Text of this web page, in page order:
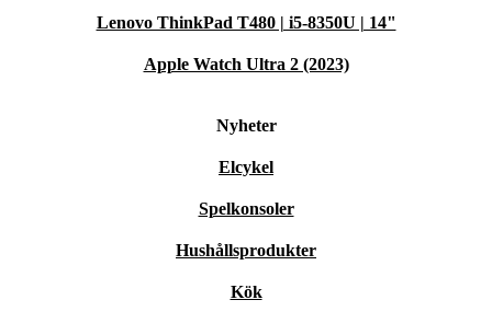
Lenovo ThinkPad T480 | i5-8350U | 14"
Apple Watch Ultra 2 (2023)
Nyheter
Elcykel
Spelkonsoler
Hushållsprodukter
Kök